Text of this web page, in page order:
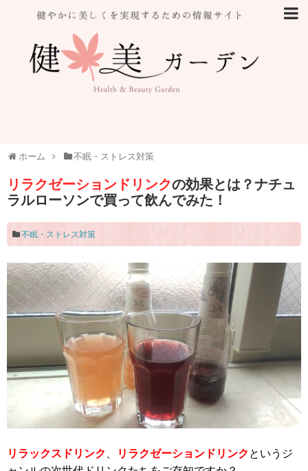
ホーム 不眠・ストレス対策
リラクゼーションドリンクの効果とは？ナチュ
ラルローソンで買って飲んでみた！
不眠・ストレス対策
リラックスドリンク リラクゼーションドリンク というジ